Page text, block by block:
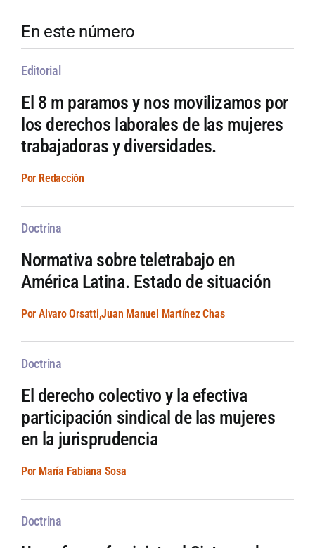
En este número
Editorial
El 8 m paramos y nos movilizamos por
los derechos laborales de las mujeres
trabajadoras y diversidades.
Por Redacción
Doctrina
Normativa sobre teletrabajo en
América Latina. Estado de situación
Por Alvaro Orsatti,Juan Manuel Martínez Chas
Doctrina
El derecho colectivo y la efectiva
participación sindical de las mujeres
en la jurisprudencia
Por María Fabiana Sosa
Doctrina